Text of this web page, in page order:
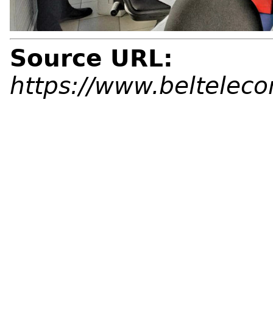
Source URL:
https://